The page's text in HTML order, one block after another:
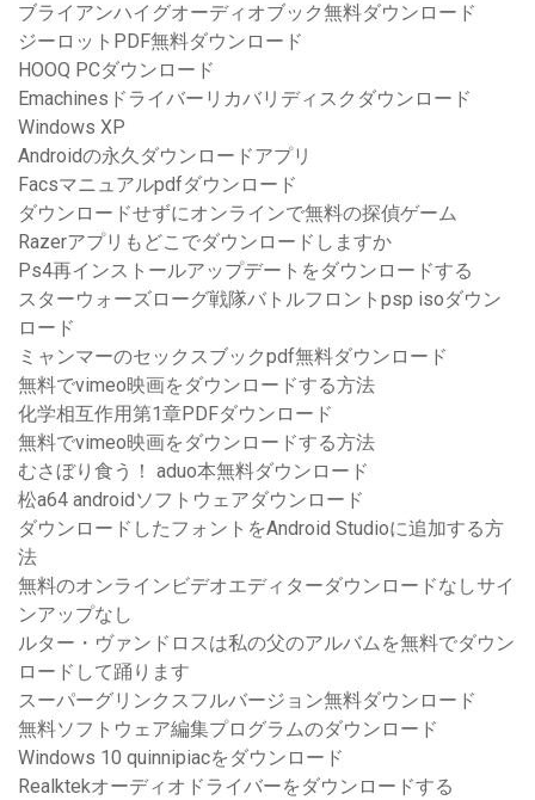
ブライアンハイグオーディオブック無料ダウンロード
ジーロットPDF無料ダウンロード
HOOQ PCダウンロード
Emachinesドライバーリカバリディスクダウンロード
Windows XP
Androidの永久ダウンロードアプリ
Facsマニュアルpdfダウンロード
ダウンロードせずにオンラインで無料の探偵ゲーム
Razerアプリもどこでダウンロードしますか
Ps4再インストールアップデートをダウンロードする
スターウォーズローグ戦隊バトルフロントpsp isoダウン
ロード
ミャンマーのセックスブックpdf無料ダウンロード
無料でvimeo映画をダウンロードする方法
化学相互作用第1章PDFダウンロード
無料でvimeo映画をダウンロードする方法
むさぼり食う！ aduo本無料ダウンロード
松a64 androidソフトウェアダウンロード
ダウンロードしたフォントをAndroid Studioに追加する方
法
無料のオンラインビデオエディターダウンロードなしサイ
ンアップなし
ルター・ヴァンドロスは私の父のアルバムを無料でダウン
ロードして踊ります
スーパーグリンクスフルバージョン無料ダウンロード
無料ソフトウェア編集プログラムのダウンロード
Windows 10 quinnipiacをダウンロード
Realktekオーディオドライバーをダウンロードする